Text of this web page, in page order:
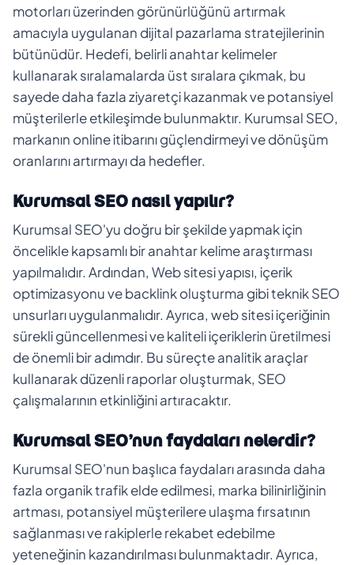
motorları üzerinden görünürlüğünü artırmak
amacıyla uygulanan dijital pazarlama stratejilerinin
bütünüdür. Hedefi, belirli anahtar kelimeler
kullanarak sıralamalarda üst sıralara çıkmak, bu
sayede daha fazla ziyaretçi kazanmak ve potansiyel
müşterilerle etkileşimde bulunmaktır. Kurumsal SEO,
markanın online itibarını güçlendirmeyi ve dönüşüm
oranlarını artırmayı da hedefler.
Kurumsal SEO nasıl yapılır?
Kurumsal SEO'yu doğru bir şekilde yapmak için
öncelikle kapsamlı bir anahtar kelime araştırması
yapılmalıdır. Ardından, Web sitesi yapısı, içerik
optimizasyonu ve backlink oluşturma gibi teknik SEO
unsurları uygulanmalıdır. Ayrıca, web sitesi içeriğinin
sürekli güncellenmesi ve kaliteli içeriklerin üretilmesi
de önemli bir adımdır. Bu süreçte analitik araçlar
kullanarak düzenli raporlar oluşturmak, SEO
çalışmalarının etkinliğini artıracaktır.
Kurumsal SEO’nun faydaları nelerdir?
Kurumsal SEO'nun başlıca faydaları arasında daha
fazla organik trafik elde edilmesi, marka bilinirliğinin
artması, potansiyel müşterilere ulaşma fırsatının
sağlanması ve rakiplerle rekabet edebilme
yeteneğinin kazandırılması bulunmaktadır. Ayrıca,